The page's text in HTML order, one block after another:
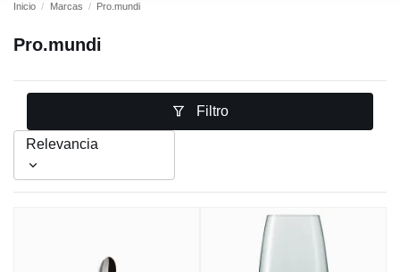
Inicio Marcas Pro.mundi
Pro.mundi
Filtro
Relevancia